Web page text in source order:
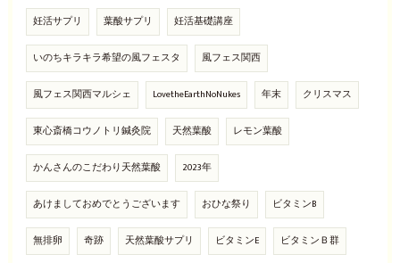
妊活サプリ 葉酸サプリ 妊活基礎講座
いのちキラキラ希望の風フェスタ 風フェス関西
風フェス関西マルシェ LovetheEarthNoNukes 年末 クリスマス
東心斎橋コウノトリ鍼灸院 天然葉酸 レモン葉酸
かんさんのこだわり天然葉酸 2023年
あけましておめでとうございます おひな祭り ビタミンB
無排卵 奇跡 天然葉酸サプリ ビタミンE ビタミンＢ群